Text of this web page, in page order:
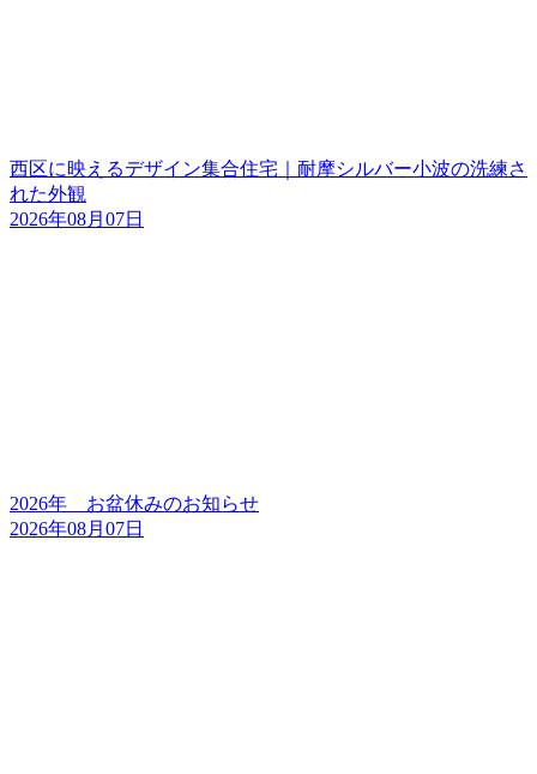
西区に映えるデザイン集合住宅｜耐摩シルバー小波の洗練さ
れた外観
2026年08月07日
2026年 お盆休みのお知らせ
2026年08月07日